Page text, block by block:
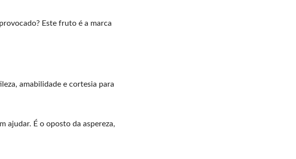
Este fruto é a marca
amabilidade e cortesia para
ajudar. É o oposto da aspereza,